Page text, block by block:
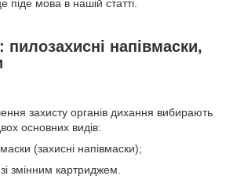
піде мова в нашій статті.
напівмаски,
захисту органів дихання вибирають
основних видів:
(захисні напівмаски);
змінним картриджем.